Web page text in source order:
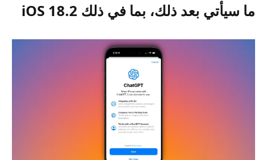
ما سيأتي بعد ذلك، بما في ذلك iOS 18.2